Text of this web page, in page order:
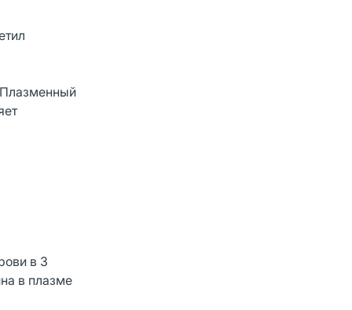
в 3
в плазме